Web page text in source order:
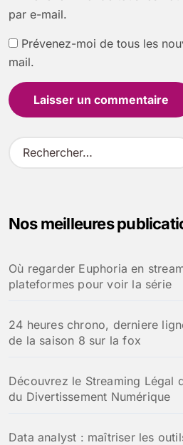
par e-mail.
Prévenez-moi de tous les
mail.
R
e
r
e
r
Nos meilleures
Où regarder Euphoria en
plateformes pour voir la série
24 heures chrono, derniere
de la saison 8 sur la fox
Découvrez le Streaming Légal
du Divertissement Numérique
Data analyst : maîtriser les